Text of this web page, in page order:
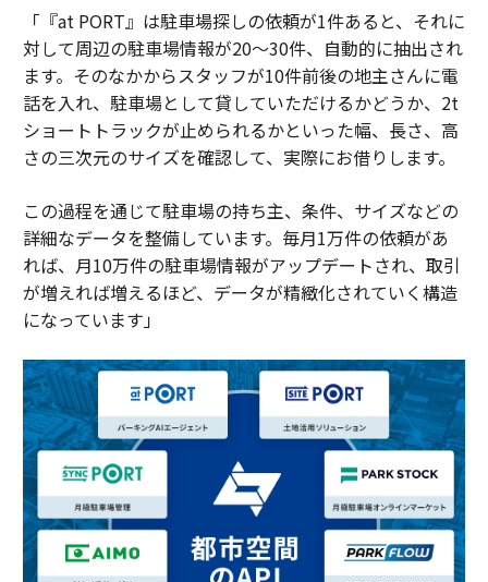
「『at PORT』は駐車場探しの依頼が1件あると、それに
対して周辺の駐車場情報が20～30件、自動的に抽出され
ます。そのなかからスタッフが10件前後の地主さんに電
話を入れ、駐車場として貸していただけるかどうか、2t
ショートトラックが止められるかといった幅、長さ、高
さの三次元のサイズを確認して、実際にお借りします。
この過程を通じて駐車場の持ち主、条件、サイズなどの
詳細なデータを整備しています。毎月1万件の依頼があ
れば、月10万件の駐車場情報がアップデートされ、取引
が増えれば増えるほど、データが精緻化されていく構造
になっています」